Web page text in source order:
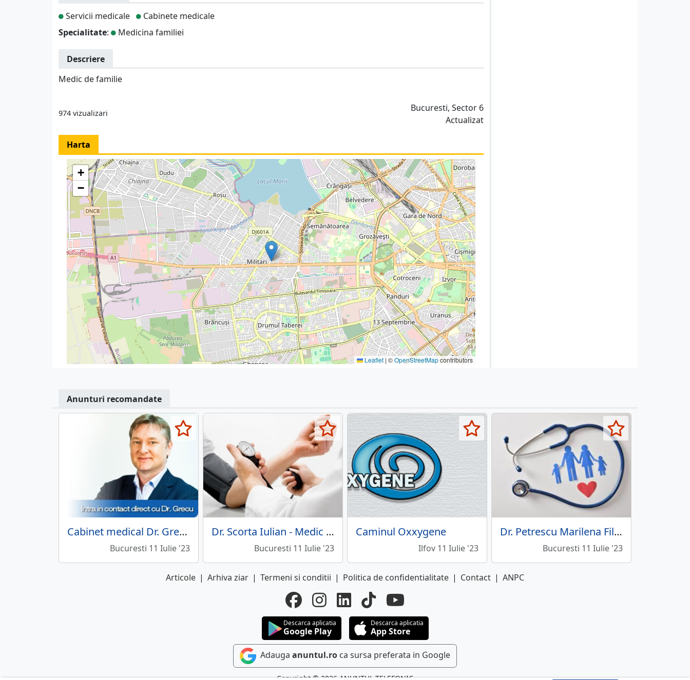
Servicii medicale
Cabinete medicale
Specialitate: Medicina familiei
Descriere
Medic de familie
974 vizualizari
Bucuresti, Sector 6
Actualizat
Harta
+
−
Leaflet | ©OpenStreetMapcontributors
Anunturi recomandate
Cabinet medical Dr. Grecu Ovidiu
Bucuresti 11 Iulie '23
Dr. Scorta Iulian - Medic de familie
Bucuresti 11 Iulie '23
Caminul Oxxygene
Ilfov 11 Iulie '23
Dr. Petrescu Marilena Filomela - Medic de familie
Bucuresti 11 Iulie '23
Articole | Arhiva ziar | Termeni si conditii | Politica de confidentialitate | Contact | ANPC
Descarca aplicatia
Google Play
Descarca aplicatia
App Store
Adauga anuntul.ro ca sursa preferata in Google